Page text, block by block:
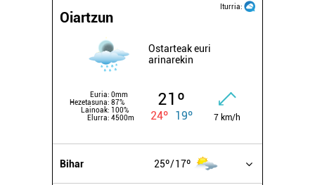
Iturria:
Oiartzun
Ostarteak euri
arinarekin
Euria: 0mm
Hezetasuna: 87%
Lainoak: 100%
Elurra: 4500m
21º
24º 19º 7 km/h
Bihar 25º 17º